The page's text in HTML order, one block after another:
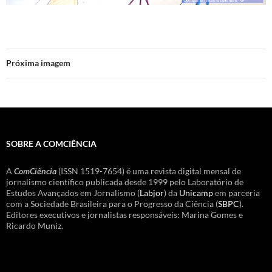
Próxima imagem
SOBRE A COMCIÊNCIA
A ComCiência (ISSN 1519-7654) é uma revista digital mensal de
jornalismo científico publicada desde 1999 pelo Laboratório de
Estudos Avançados em Jornalismo (Labjor) da Unicampem parceria
com a Sociedade Brasileira para o Progresso da Ciência (SBPC).
Editores executivos e jornalistas responsáveis: Marina Gomes e
Ricardo Muniz.